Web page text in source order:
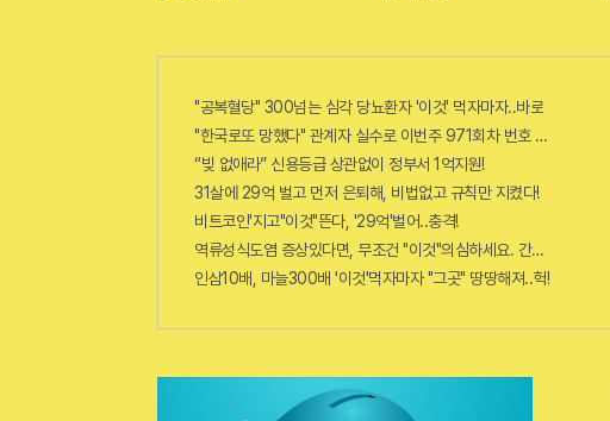
"공복혈당" 300넘는 심각 당뇨환자 '이것' 먹자마자..바로
"한국로또 망했다" 관계자 실수로 이번주 971회차 번호 6자리 공개
“빚 없애라” 신용등급 상관없이 정부서 1억지원!
31살에 29억 벌고 먼저 은퇴해, 비법없고 규칙만 지켰다!
비트코인'지고"이것"뜬다, '29억'벌어..충격!
역류성식도염 증상있다면, 무조건 "이것"의심하세요. 간단치료법 나
인삼10배, 마늘300배 '이것'먹자마자 "그곳" 땅땅해져..헉!